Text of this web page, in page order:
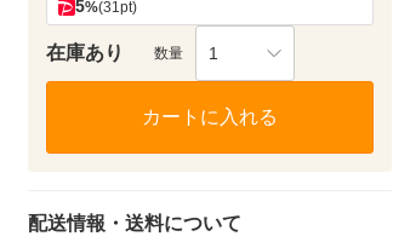
5%(31pt)
在庫あり 数量 1
カートに入れる
配送情報・送料について